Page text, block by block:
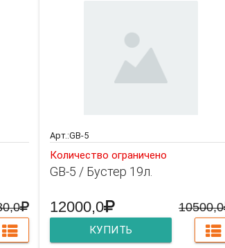
Арт.:GB-5
Количество ограничено
GB-5 / Бустер 19л.
12000,0 10500,0
КУПИТЬ